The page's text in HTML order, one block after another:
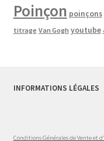
Poinçon poinçons
titrage Van Gogh youtube
INFORMATIONS LÉGALES
Conditions Générales de Vente et